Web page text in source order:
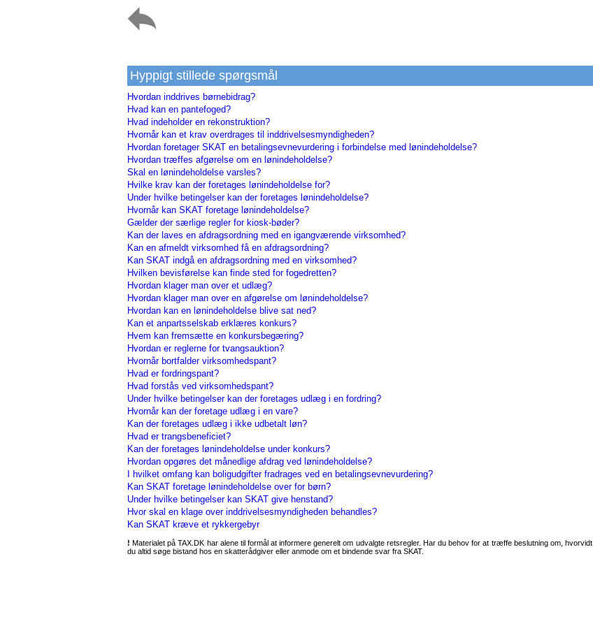
Hyppigt stillede spørgsmål
Hvordan inddrives børnebidrag?
Hvad kan en pantefoged?
Hvad indeholder en rekonstruktion?
Hvornår kan et krav overdrages til inddrivelsesmyndigheden?
Hvordan foretager SKAT en betalingsevnevurdering i forbindelse med lønindeholdelse?
Hvordan træffes afgørelse om en lønindeholdelse?
Skal en lønindeholdelse varsles?
Hvilke krav kan der foretages lønindeholdelse for?
Under hvilke betingelser kan der foretages lønindeholdelse?
Hvornår kan SKAT foretage lønindeholdelse?
Gælder der særlige regler for kiosk-bøder?
Kan der laves en afdragsordning med en igangværende virksomhed?
Kan en afmeldt virksomhed få en afdragsordning?
Kan SKAT indgå en afdragsordning med en virksomhed?
Hvilken bevisførelse kan finde sted for fogedretten?
Hvordan klager man over et udlæg?
Hvordan klager man over en afgørelse om lønindeholdelse?
Hvordan kan en lønindeholdelse blive sat ned?
Kan et anpartsselskab erklæres konkurs?
Hvem kan fremsætte en konkursbegæring?
Hvordan er reglerne for tvangsauktion?
Hvornår bortfalder virksomhedspant?
Hvad er fordringspant?
Hvad forstås ved virksomhedspant?
Under hvilke betingelser kan der foretages udlæg i en fordring?
Hvornår kan der foretage udlæg i en vare?
Kan der foretages udlæg i ikke udbetalt løn?
Hvad er trangsbeneficiet?
Kan der foretages lønindeholdelse under konkurs?
Hvordan opgøres det månedlige afdrag ved lønindeholdelse?
I hvilket omfang kan boligudgifter fradrages ved en betalingsevnevurdering?
Kan SKAT foretage lønindeholdelse over for børn?
Under hvilke betingelser kan SKAT give henstand?
Hvor skal en klage over inddrivelsesmyndigheden behandles?
Kan SKAT kræve et rykkergebyr
! Materialet på TAX.DK har alene til formål at informere generelt om udvalgte retsregler. Har du behov for at træffe beslutning om,
du altid søge bistand hos en skatterådgiver eller anmode om et bindende svar fra SKAT.